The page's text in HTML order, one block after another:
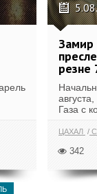
Замир
резне
Газа с
ЦАХАЛ
342